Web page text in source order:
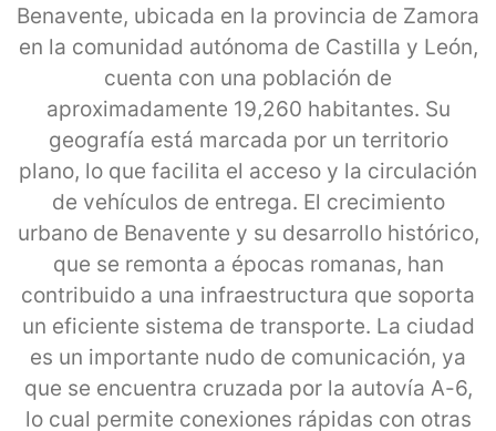
Benavente, ubicada en la provincia de Zamora
en la comunidad autónoma de Castilla y León,
cuenta con una población de
aproximadamente 19,260 habitantes. Su
geografía está marcada por un territorio
plano, lo que facilita el acceso y la circulación
de vehículos de entrega. El crecimiento
urbano de Benavente y su desarrollo histórico,
que se remonta a épocas romanas, han
contribuido a una infraestructura que soporta
un eficiente sistema de transporte. La ciudad
es un importante nudo de comunicación, ya
que se encuentra cruzada por la autovía A-6,
lo cual permite conexiones rápidas con otras